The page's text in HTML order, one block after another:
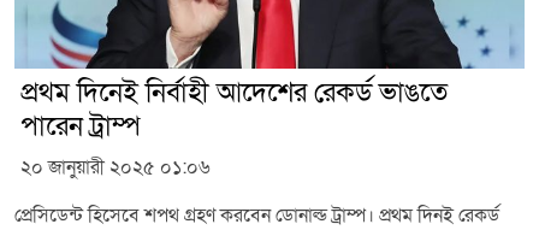
প্রথম দিনেই নির্বাহী আদেশের রেকর্ড ভাঙতে
পারেন ট্রাম্প
২০ জানুয়ারী ২০২৫ ০১:০৬
প্রেসিডেন্ট হিসেবে শপথ গ্রহণ করবেন ডোনাল্ড ট্রাম্প। প্রথম দিনই রেকর্ড